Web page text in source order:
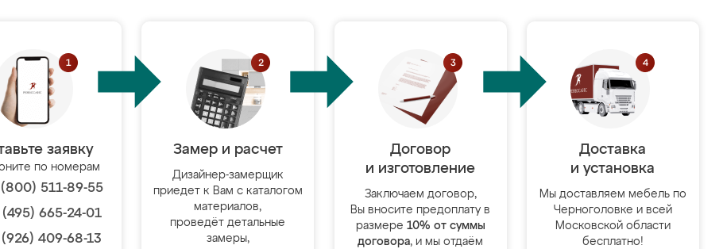
заявку
по номерам
511-89-55
665-24-01
409-68-13
Замер и расчет
Дизайнер-замерщик
приедет к Вам с каталогом
материалов,
проведёт детальные
замеры,
Договор
и изготовление
Заключаем договор,
Вы вносите предоплату в
размере 10% от суммы
договора, и мы отдаём
Доставка
и установка
Мы доставляем мебель по
Черноголовке и всей
Московской области
бесплатно!